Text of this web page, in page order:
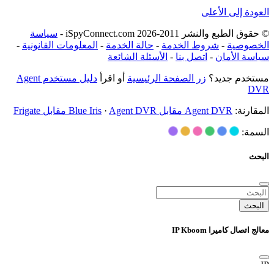
العودة إلى الأعلى
© حقوق الطبع والنشر 2011-2026 iSpyConnect.com -
سياسة
الخصوصية - شروط الخدمة - حالة الخدمة - المعلومات القانونية -
سياسة الأمان - اتصل بنا - الأسئلة الشائعة
مستخدم جديد؟ زر الصفحة الرئيسية أو اقرأ
دليل مستخدم Agent
DVR
المقارنة: Agent DVR مقابل Blue Iris · Agent DVR مقابل Frigate
السمة:
البحث
البحث
معالج اتصال كاميرا IP Kboom